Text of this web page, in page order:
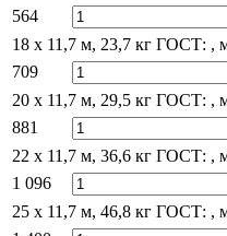
564
18 x 11,7 м, 23,7 кг ГОСТ: ,
709
20 x 11,7 м, 29,5 кг ГОСТ: ,
881
22 x 11,7 м, 36,6 кг ГОСТ: ,
1 096
25 x 11,7 м, 46,8 кг ГОСТ: ,